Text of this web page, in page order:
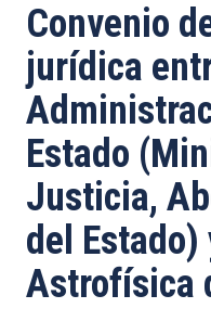
Convenio
jurídica
Estado
Justicia,
del
Astrofísica